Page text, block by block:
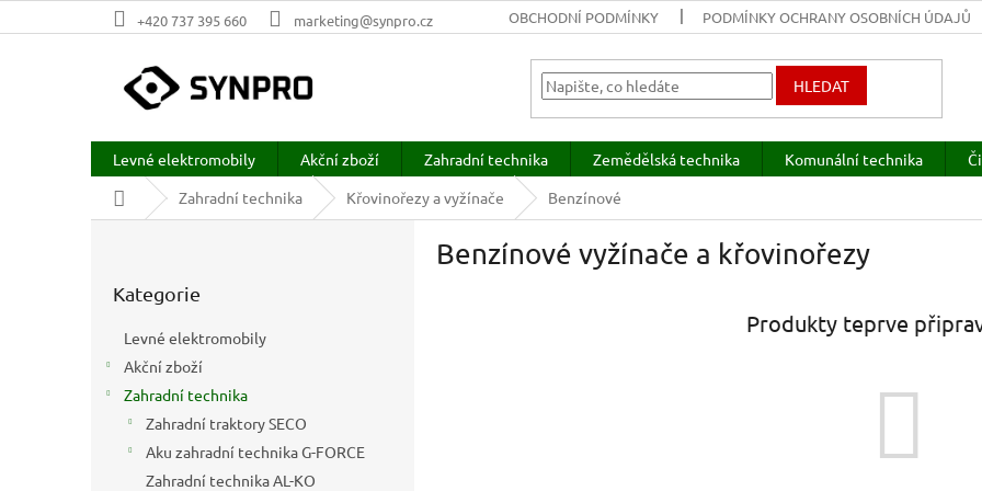
na
+420 737 395 660 marketing@synpro.cz OBCHODNÍ PODMÍNKY PODMÍNKY OCHRANY OSOBNÍCH ÚDAJŮ
HLEDAT
Levné elektromobily Akční zboží Zahradní technika Zemědělská technika Komunální technika
Domů Zahradní technika Křovinořezy a vyžínače Benzínové
kategorie
Kategorie
Levné elektromobily
Akční zboží
Zahradní technika
Zahradní traktory SECO
Aku zahradní technika G-FORCE
Zahradní technika AL-KO
Benzínové vyžínače a křovinořezy
Produkty teprve